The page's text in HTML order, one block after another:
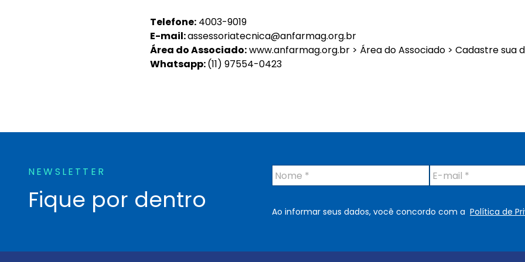
Telefone: 4003-9019
E-mail:assessoriatecnica@anfarmag.org.br
Área do Associado:www.anfarmag.org.br > Área do Associado > Cadastre sua
Whatsapp:(11) 97554-0423
NEWSLETTER
Fique por dentro
N
o
*
E
-
i
Ao informar seus dados, você concordo com a Política de